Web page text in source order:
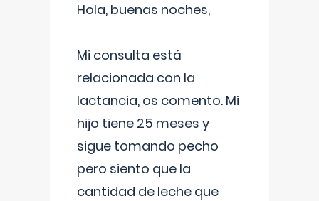
Hola, buenas noches,
Mi consulta está
relacionada con la
lactancia, os comento. Mi
hijo tiene 25 meses y
sigue tomando pecho
pero siento que la
cantidad de leche que